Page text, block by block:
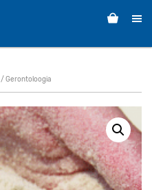
/ Gerontoloogia